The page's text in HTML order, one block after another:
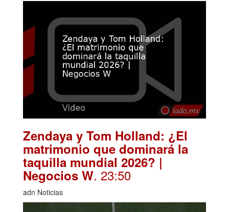
Zendaya y Tom Holland: ¿El
matrimonio que dominará la
taquilla mundial 2026? |
Negocios W. 23:50
adn Noticias